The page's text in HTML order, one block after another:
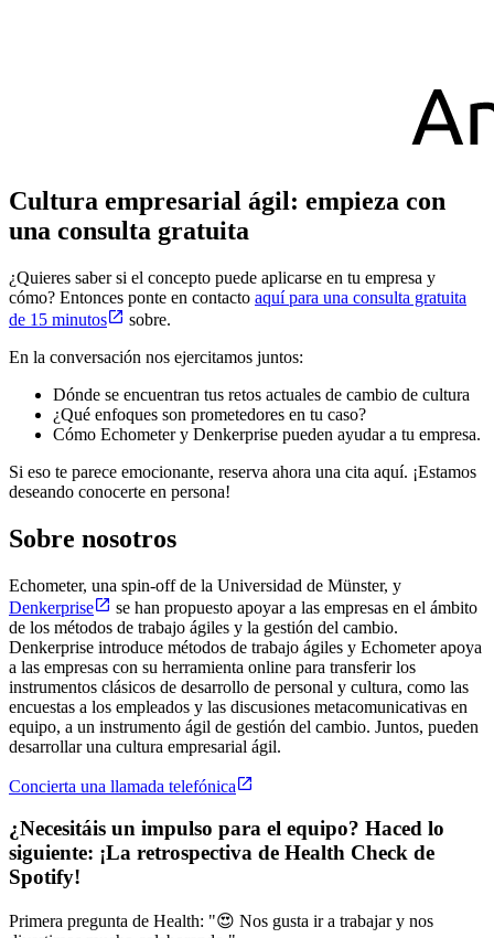
Cultura empresarial ágil: empieza con
una consulta gratuita
¿Quieres saber si el concepto puede aplicarse en tu empresa y
cómo? Entonces ponte en contacto aquí para una consulta gratuita
de 15 minutos
sobre.
En la conversación nos ejercitamos juntos:
Dónde se encuentran tus retos actuales de cambio de cultura
¿Qué enfoques son prometedores en tu caso?
Cómo Echometer y Denkerprise pueden ayudar a tu empresa.
Si eso te parece emocionante, reserva ahora una cita aquí. ¡Estamos
deseando conocerte en persona!
Sobre nosotros
Echometer, una spin-off de la Universidad de Münster, y
Denkerprise
se han propuesto apoyar a las empresas en el ámbito
de los métodos de trabajo ágiles y la gestión del cambio.
Denkerprise introduce métodos de trabajo ágiles y Echometer apoya
a las empresas con su herramienta online para transferir los
instrumentos clásicos de desarrollo de personal y cultura, como las
encuestas a los empleados y las discusiones metacomunicativas en
equipo, a un instrumento ágil de gestión del cambio. Juntos, pueden
desarrollar una cultura empresarial ágil.
Concierta una llamada telefónica
¿Necesitáis un impulso para el equipo? Haced lo
siguiente: ¡La retrospectiva de Health Check de
Spotify!
Primera pregunta de Health: "😍 Nos gusta ir a trabajar y nos